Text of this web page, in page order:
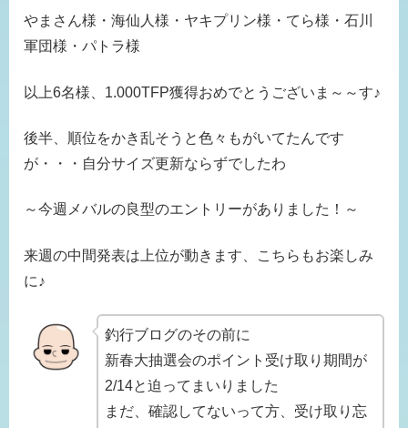
やまさん様・海仙人様・ヤキプリン様・てら様・石川
軍団様・パトラ様
以上6名様、1.000TFP獲得おめでとうございま～～す♪
後半、順位をかき乱そうと色々もがいてたんです
が・・・自分サイズ更新ならずでしたわ
～今週メバルの良型のエントリーがありました！～
来週の中間発表は上位が動きます、こちらもお楽しみ
に♪
釣行ブログのその前に
新春大抽選会のポイント受け取り期間が
2/14と迫ってまいりました
まだ、確認してないって方、受け取り忘